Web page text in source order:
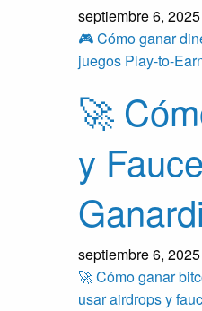
septiembre 6, 2025
🎮 Cómo ganar
juegos Play-to-
🚀
y
septiembre 6, 2025
🚀 Cómo ganar
usar airdrops y